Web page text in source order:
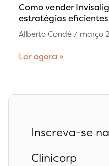
Como vender
estratégias eficientes
Alberto Condé março
Ler agora »
Inscreva-se
Clinicorp